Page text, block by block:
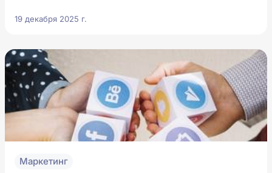
19 декабря 2025 г.
Маркетинг